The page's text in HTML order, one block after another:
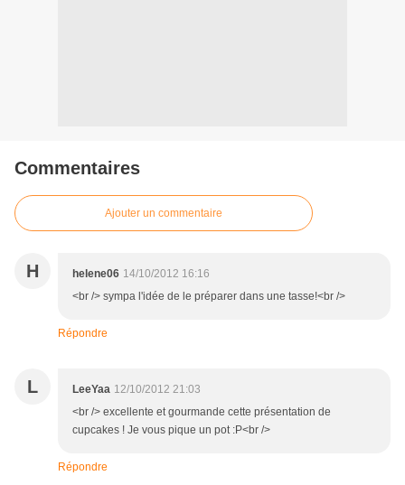
Commentaires
Ajouter un commentaire
H helene06 14/10/2012 16:16
<br /> sympa l'idée de le préparer dans une tasse!<br />
Répondre
L LeeYaa 12/10/2012 21:03
<br /> excellente et gourmande cette présentation de
cupcakes ! Je vous pique un pot :P<br />
Répondre